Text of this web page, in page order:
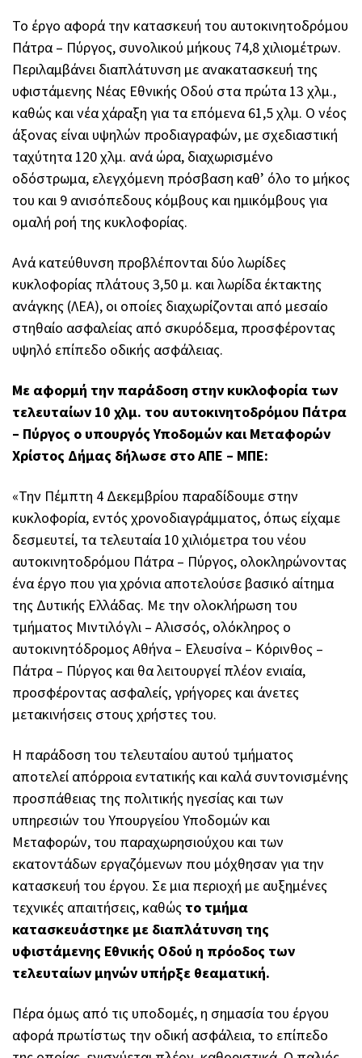
Το έργο αφορά την κατασκευή του αυτοκινητοδρόμου
Πάτρα – Πύργος, συνολικού μήκους 74,8 χιλιομέτρων.
Περιλαμβάνει διαπλάτυνση με ανακατασκευή της
υφιστάμενης Νέας Εθνικής Οδού στα πρώτα 13 χλμ.,
καθώς και νέα χάραξη για τα επόμενα 61,5 χλμ. Ο νέος
άξονας είναι υψηλών προδιαγραφών, με σχεδιαστική
ταχύτητα 120 χλμ. ανά ώρα, διαχωρισμένο
οδόστρωμα, ελεγχόμενη πρόσβαση καθ’ όλο το μήκος
του και 9 ανισόπεδους κόμβους και ημικόμβους για
ομαλή ροή της κυκλοφορίας.
Ανά κατεύθυνση προβλέπονται δύο λωρίδες
κυκλοφορίας πλάτους 3,50 μ. και λωρίδα έκτακτης
ανάγκης (ΛΕΑ), οι οποίες διαχωρίζονται από μεσαίο
στηθαίο ασφαλείας από σκυρόδεμα, προσφέροντας
υψηλό επίπεδο οδικής ασφάλειας.
Με αφορμή την παράδοση στην κυκλοφορία των
τελευταίων 10 χλμ. του αυτοκινητοδρόμου Πάτρα
– Πύργος ο υπουργός Υποδομών και Μεταφορών
Χρίστος Δήμας δήλωσε στο ΑΠΕ – ΜΠΕ:
«Την Πέμπτη 4 Δεκεμβρίου παραδίδουμε στην
κυκλοφορία, εντός χρονοδιαγράμματος, όπως είχαμε
δεσμευτεί, τα τελευταία 10 χιλιόμετρα του νέου
αυτοκινητοδρόμου Πάτρα – Πύργος, ολοκληρώνοντας
ένα έργο που για χρόνια αποτελούσε βασικό αίτημα
της Δυτικής Ελλάδας. Με την ολοκλήρωση του
τμήματος Μιντιλόγλι – Αλισσός, ολόκληρος ο
αυτοκινητόδρομος Αθήνα – Ελευσίνα – Κόρινθος –
Πάτρα – Πύργος και θα λειτουργεί πλέον ενιαία,
προσφέροντας ασφαλείς, γρήγορες και άνετες
μετακινήσεις στους χρήστες του.
Η παράδοση του τελευταίου αυτού τμήματος
αποτελεί απόρροια εντατικής και καλά συντονισμένης
προσπάθειας της πολιτικής ηγεσίας και των
υπηρεσιών του Υπουργείου Υποδομών και
Μεταφορών, του παραχωρησιούχου και των
εκατοντάδων εργαζόμενων που μόχθησαν για την
κατασκευή του έργου. Σε μια περιοχή με αυξημένες
τεχνικές απαιτήσεις, καθώς το τμήμα
κατασκευάστηκε με διαπλάτυνση της
υφιστάμενης Εθνικής Οδού η πρόοδος των
τελευταίων μηνών υπήρξε θεαματική.
Πέρα όμως από τις υποδομές, η σημασία του έργου
αφορά πρωτίστως την οδική ασφάλεια, το επίπεδο